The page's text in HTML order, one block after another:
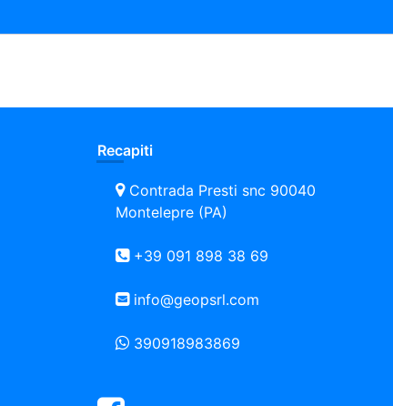
Recapiti
Contrada Presti snc 90040
Montelepre (PA)
+39 091 898 38 69
info@geopsrl.com
390918983869